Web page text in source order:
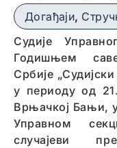
Догађаји,
Судије
Годишњем
Србије
у периоду од
Врњачкој Бањи,
Управном
случајеви